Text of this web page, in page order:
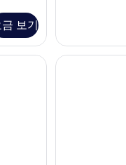
보기
보
기
윈
룸
자
비, 무료 WiFi, 각각 다른 스타